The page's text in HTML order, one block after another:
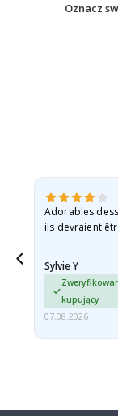
Oznacz
Adorables
ils devraient
enveloppe
sont arrivés
Sylvie Y
kupujący
07.08.2026